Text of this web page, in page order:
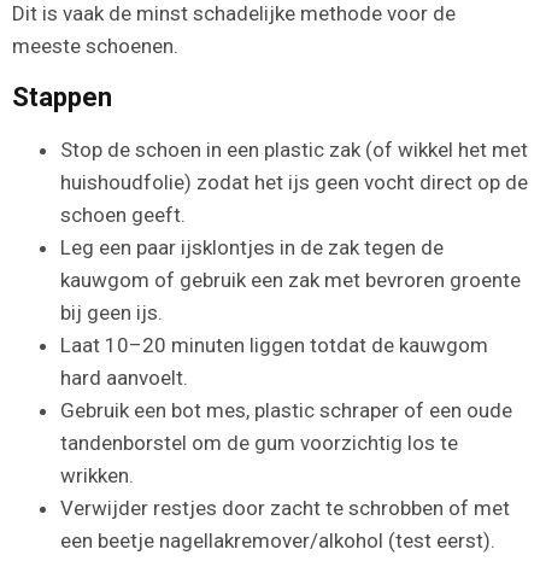
Dit is vaak de minst schadelijke methode voor de
meeste schoenen.
Stappen
Stop de schoen in een plastic zak (of wikkel het met
huishoudfolie) zodat het ijs geen vocht direct op de
schoen geeft.
Leg een paar ijsklontjes in de zak tegen de
kauwgom of gebruik een zak met bevroren groente
bij geen ijs.
Laat 10–20 minuten liggen totdat de kauwgom
hard aanvoelt.
Gebruik een bot mes, plastic schraper of een oude
tandenborstel om de gum voorzichtig los te
wrikken.
Verwijder restjes door zacht te schrobben of met
een beetje nagellakremover/alkohol (test eerst).